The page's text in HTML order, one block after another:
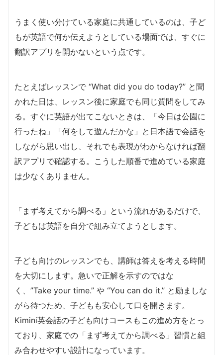
うまく使い分けている家庭に共通しているのは、子ど
もが英語で何か伝えようとしている場面では、すぐに
翻訳アプリを開かないという点です。
たとえばレッスンで “What did you do today?” と聞
かれた日は、レッスン後に家庭でも同じ質問をしてみ
る。すぐに英語が出てこないときは、「今日は公園に
行ったね」「何をして遊んだかな」と日本語で会話を
しながら思い出し、それでも表現がわからなければ翻
訳アプリで確認する。こうした順番で進めている家庭
は少なくありません。
「まず考えてから調べる」という流れがあるだけで、
子どもは英語を自分で組み立てようとします。
子ども向けのレッスンでも、講師は答えを考える時間
を大切にします。急いで正解を示すのではな
く、”Take your time.” や “You can do it.” と励ましな
がら待つため、子どもも安心して口を開きます。
Kimini英会話の子ども向けコースもこの進め方をとっ
ており、家庭での「まず考えてから調べる」習慣と組
み合わせやすい設計になっています。